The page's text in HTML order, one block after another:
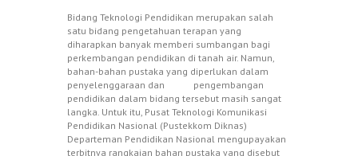
Bidang Teknologi Pendidikan merupakan salah
satu bidang pengetahuan terapan yang
diharapkan banyak memberi sumbangan bagi
perkembangan pendidikan di tanah air. Namun,
bahan-bahan pustaka yang diperlukan dalam
penyelenggaraan dan pengembangan
pendidikan dalam bidang tersebut masih sangat
langka. Untuk itu, Pusat Teknologi Komunikasi
Pendidikan Nasional (Pustekkom Diknas)
Departeman Pendidikan Nasional mengupayakan
terbitnya rangkaian bahan pustaka yang disebut